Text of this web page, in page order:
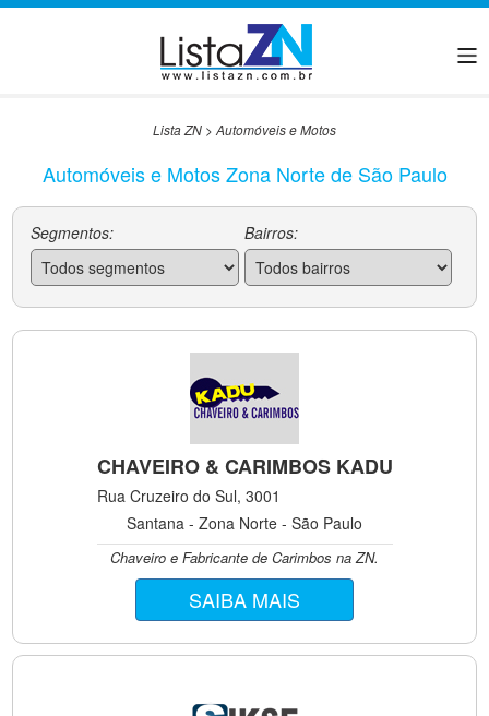
Lista ZN > Automóveis e Motos
Automóveis e Motos Zona Norte de São Paulo
Segmentos: Bairros:
CHAVEIRO & CARIMBOS KADU
Rua Cruzeiro do Sul, 3001
Santana - Zona Norte - São Paulo
Chaveiro e Fabricante de Carimbos na ZN.
SAIBA MAIS